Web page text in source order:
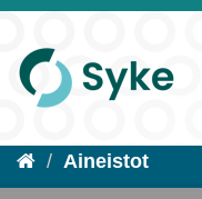
Aineistot